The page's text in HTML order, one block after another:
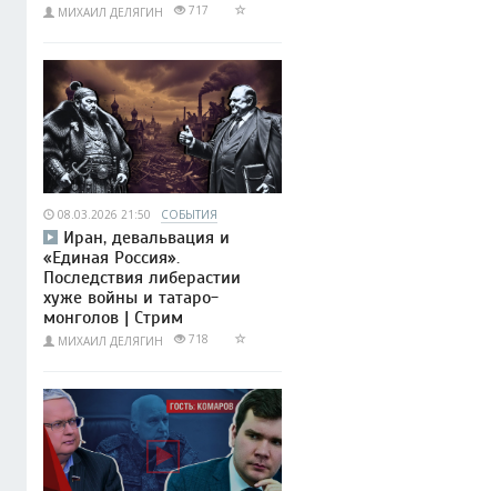
МИХАИЛ ДЕЛЯГИН 717
08.03.2026 21:50 СОБЫТИЯ
Иран, девальвация и
«Единая Россия».
Последствия либерастии
хуже войны и татаро-
монголов | Стрим
МИХАИЛ ДЕЛЯГИН 718